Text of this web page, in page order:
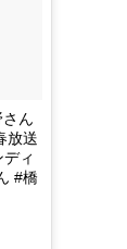
ん
放送
ィ
#橋